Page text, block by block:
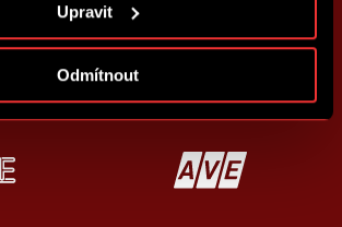
Upravit
Odmítnout